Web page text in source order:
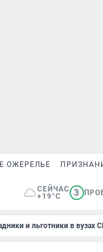
ОЖЕРЕЛЬЕ
СЕЙЧАС
+19°C
3
и льготники в вузах